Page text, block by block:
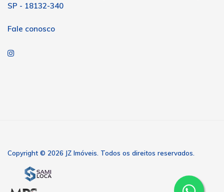
SP - 18132-340
Fale conosco
Copyright © 2026 JZ Imóveis. Todos os direitos reservados.